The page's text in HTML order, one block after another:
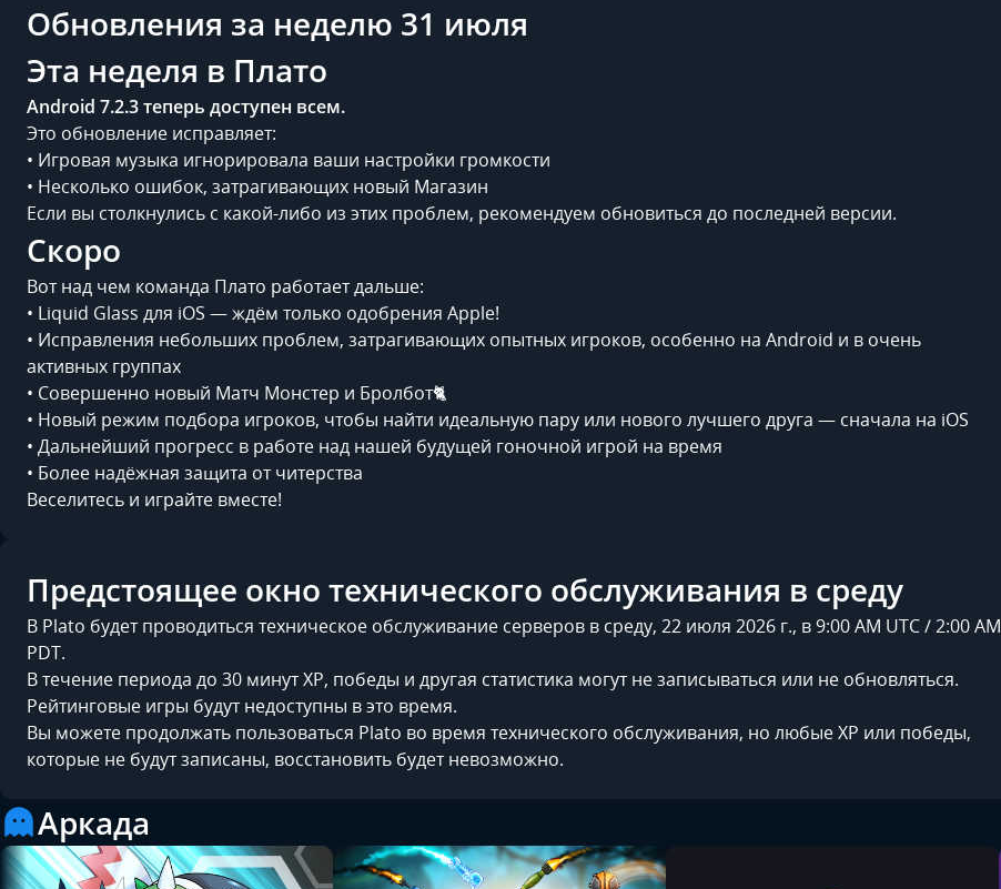
Обновления за неделю 31 июля
Эта неделя в Плато
Android 7.2.3 теперь доступен всем.
Это обновление исправляет:
• Игровая музыка игнорировала ваши настройки громкости
• Несколько ошибок, затрагивающих новый Магазин
Если вы столкнулись с какой-либо из этих проблем, рекомендуем обновиться до последней версии.
Скоро
Вот над чем команда Плато работает дальше:
• Liquid Glass для iOS — ждём только одобрения Apple!
• Исправления небольших проблем, затрагивающих опытных игроков, особенно на Android и в очень
активных группах
• Совершенно новый Матч Монстер и Бролбот🐈
• Новый режим подбора игроков, чтобы найти идеальную пару или нового лучшего друга — сначала на iOS
• Дальнейший прогресс в работе над нашей будущей гоночной игрой на время
• Более надёжная защита от читерства
Веселитесь и играйте вместе!
Предстоящее окно технического обслуживания в среду
В Plato будет проводиться техническое обслуживание серверов в среду, 22 июля 2026 г., в 9:00 AM UTC / 2:00 AM
PDT.
В течение периода до 30 минут XP, победы и другая статистика могут не записываться или не обновляться.
Рейтинговые игры будут недоступны в это время.
Вы можете продолжать пользоваться Plato во время технического обслуживания, но любые XP или победы,
которые не будут записаны, восстановить будет невозможно.
Аркада